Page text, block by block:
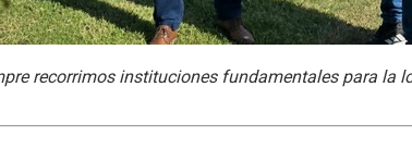
recorrimos instituciones fundamentales para la